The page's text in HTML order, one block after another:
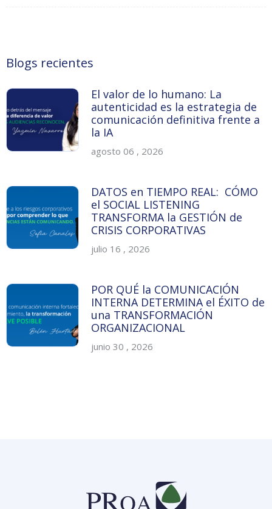
Blogs recientes
El valor de lo humano: La
autenticidad es la estrategia de
comunicación definitiva frente a
la IA
agosto 06 , 2026
DATOS en TIEMPO REAL: CÓMO
el SOCIAL LISTENING
TRANSFORMA la GESTIÓN de
CRISIS CORPORATIVAS
julio 16 , 2026
POR QUÉ la COMUNICACIÓN
INTERNA DETERMINA el ÉXITO de
una TRANSFORMACIÓN
ORGANIZACIONAL
junio 30 , 2026